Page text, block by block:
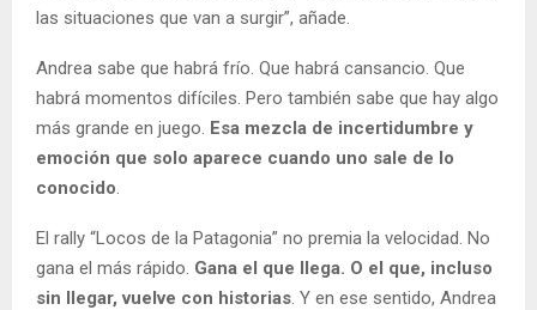
las situaciones que van a surgir”, añade.
Andrea sabe que habrá frío. Que habrá cansancio. Que
habrá momentos difíciles. Pero también sabe que hay algo
más grande en juego. Esa mezcla de incertidumbre y
emoción que solo aparece cuando uno sale de lo
conocido.
El rally “Locos de la Patagonia” no premia la velocidad. No
gana el más rápido. Gana el que llega. O el que, incluso
sin llegar, vuelve con historias. Y en ese sentido, Andrea